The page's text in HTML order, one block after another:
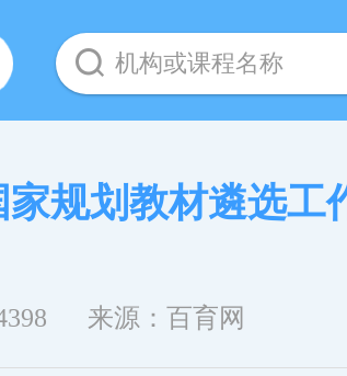
机构或课程名称
规划教材遴选工
来源：百育网